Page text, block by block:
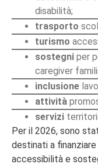
disabilità;
trasporto
turismo
sostegni per
caregiver
inclusione
attività
servizi
Per il 2026, sono
destinati a
accessibilità e